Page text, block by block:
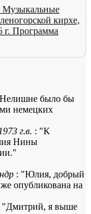
Музыкальные
кирхе,
г. Программа
было бы
немецких
г.в. : "К
Нины
: "Юлия, добрый
опубликована на
"Дмитрий, я выше